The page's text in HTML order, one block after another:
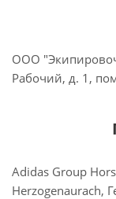
ООО
Рабочий, д. 1,
Adidas Group
Herzogenaurach,